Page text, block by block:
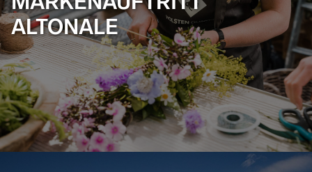
ALTONALE